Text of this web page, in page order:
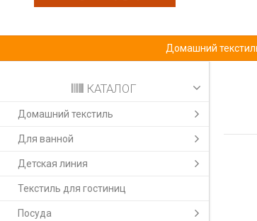
Домашний
КАТАЛОГ
Домашний текстиль
Для ванной
Детская линия
Текстиль для гостиниц
Посуда